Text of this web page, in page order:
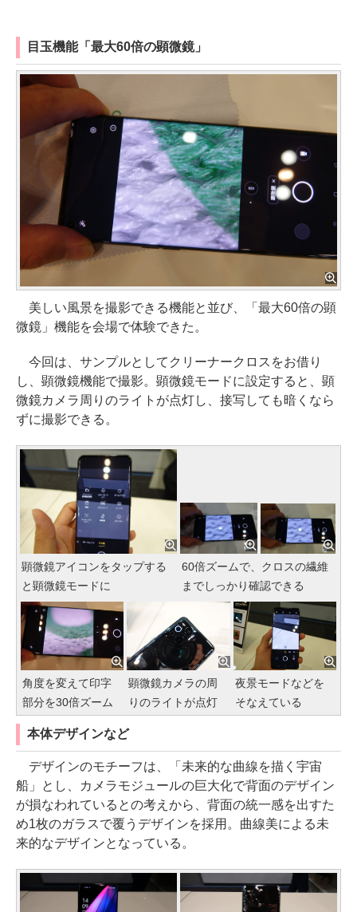
目玉機能「最大60倍の顕微鏡」
美しい風景を撮影できる機能と並び、「最大60倍の顕
微鏡」機能を会場で体験できた。
今回は、サンプルとしてクリーナークロスをお借り
し、顕微鏡機能で撮影。顕微鏡モードに設定すると、顕
微鏡カメラ周りのライトが点灯し、接写しても暗くなら
ずに撮影できる。
顕微鏡アイコンをタップする
と顕微鏡モードに
60倍ズームで、クロスの繊維
までしっかり確認できる
角度を変えて印字
部分を30倍ズーム
顕微鏡カメラの周
りのライトが点灯
夜景モードなどを
そなえている
本体デザインなど
デザインのモチーフは、「未来的な曲線を描く宇宙
船」とし、カメラモジュールの巨大化で背面のデザイン
が損なわれているとの考えから、背面の統一感を出すた
め1枚のガラスで覆うデザインを採用。曲線美による未
来的なデザインとなっている。